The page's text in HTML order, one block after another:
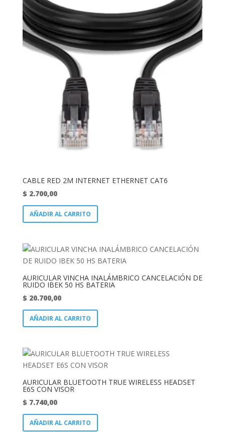
CABLE RED 2M INTERNET ETHERNET CAT6
$2.700,00
AÑADIR AL CARRITO
AURICULAR VINCHA INALÁMBRICO CANCELACIÓN DE
RUIDO IBEK 50 HS BATERIA
$20.700,00
AÑADIR AL CARRITO
AURICULAR BLUETOOTH TRUE WIRELESS HEADSET
E6S CON VISOR
$7.740,00
AÑADIR AL CARRITO